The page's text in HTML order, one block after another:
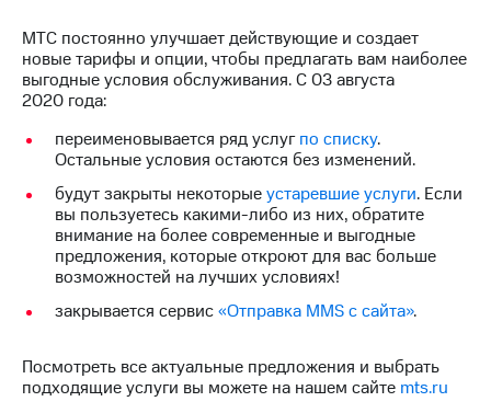
номер
в МТС
Тарифы
Услуги
Роуминг
Семейная
группа
Заказать
Оформить
приложение
Мой
МТС
Акции
Скидка 30%
на связь
Тарифы
RED,
РИИЛ
и МТС
дешевле
оплате
с карты
МТС
МТС постоянно улучшает действующие и создает
новые тарифы и опции, чтобы предлагать вам наиболее
выгодные условия обслуживания. С 03 августа
2020 года:
переименовывается ряд услугпо списку.
Остальные условия остаются без изменений.
будут закрыты некоторыеустаревшие услуги. Если
вы пользуетесь какими-либо из них, обратите
внимание на более современные и выгодные
предложения, которые откроют для вас больше
возможностей на лучших условиях!
закрывается сервис«Отправка MMS с сайта».
Посмотреть все актуальные предложения и выбрать
подходящие услуги вы можете на нашем сайте mts.ru